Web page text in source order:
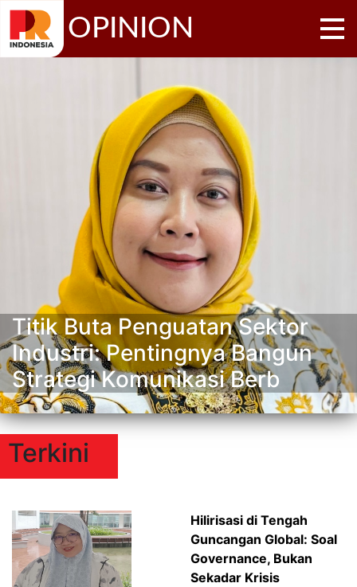
OPINION
Titik Buta Penguatan Sektor
Industri: Pentingnya Bangun
Strategi Komunikasi Berb
Terkini
Hilirisasi di Tengah
Guncangan Global: Soal
Governance, Bukan
Sekadar Krisis